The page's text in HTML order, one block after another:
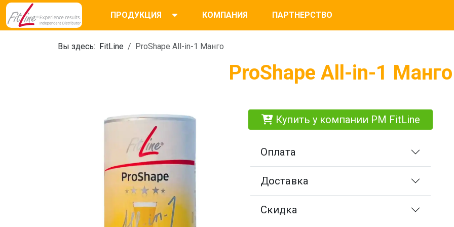
ПРОДУКЦИЯ КОМПАНИЯ ПАРТНЕРСТВО
Вы здесь: FitLine ProShape All-in-1 Манго
ProShape All-in-1 Манго
Купить у компании PM FitLine
Оплата
Доставка
Скидка